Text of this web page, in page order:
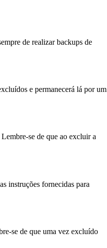
de realizar backups de
e permanecerá lá por um
se de que ao excluir a
instruções fornecidas para
se de que uma vez excluído